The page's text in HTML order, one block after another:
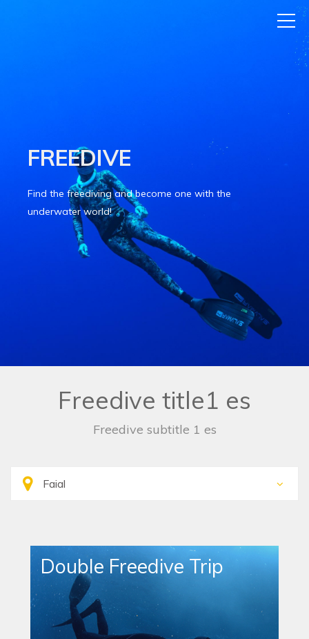
FREEDIVE
Find the freediving and become one with the
underwater world!
Freedive title1 es
Freedive subtitle 1 es
Double Freedive Trip